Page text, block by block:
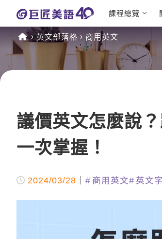
課程總覽
日語課程總
英文課程總
表
英文部落格 商用英文
議價英文怎麼說
一次掌握！
2024/03/28 商用英文 英文